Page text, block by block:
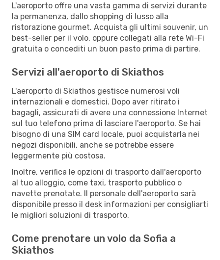
L'aeroporto offre una vasta gamma di servizi durante
la permanenza, dallo shopping di lusso alla
ristorazione gourmet. Acquista gli ultimi souvenir, un
best-seller per il volo, oppure collegati alla rete Wi-Fi
gratuita o concediti un buon pasto prima di partire.
Servizi all'aeroporto di Skiathos
L'aeroporto di Skiathos gestisce numerosi voli
internazionali e domestici. Dopo aver ritirato i
bagagli, assicurati di avere una connessione Internet
sul tuo telefono prima di lasciare l'aeroporto. Se hai
bisogno di una SIM card locale, puoi acquistarla nei
negozi disponibili, anche se potrebbe essere
leggermente più costosa.
Inoltre, verifica le opzioni di trasporto dall'aeroporto
al tuo alloggio, come taxi, trasporto pubblico o
navette prenotate. Il personale dell'aeroporto sarà
disponibile presso il desk informazioni per consigliarti
le migliori soluzioni di trasporto.
Come prenotare un volo da Sofia a
Skiathos